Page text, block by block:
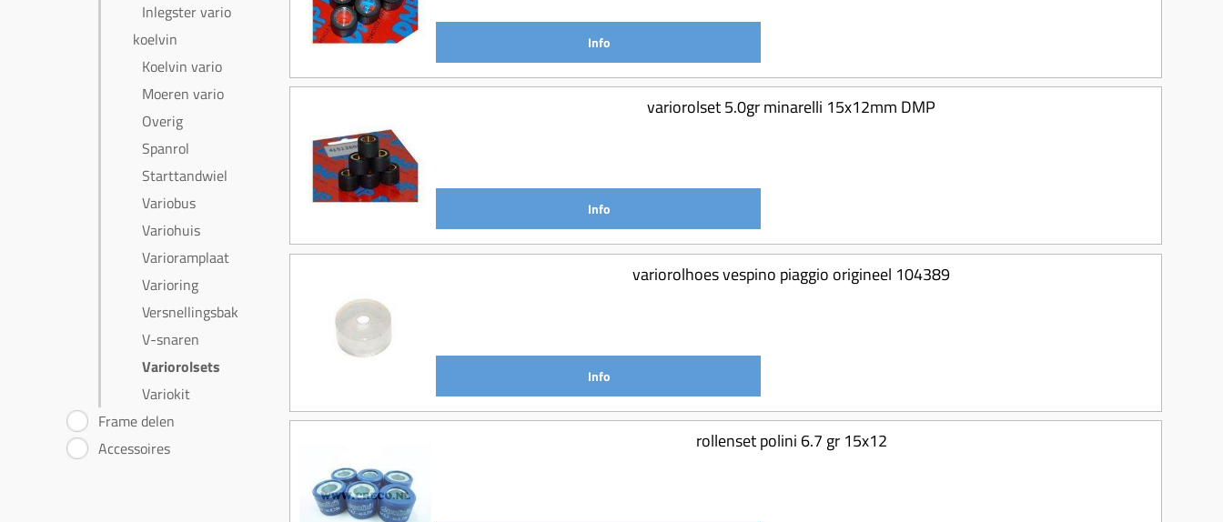
Inlegster vario
koelvin
Koelvin vario
Moeren vario
Overig
Spanrol
Starttandwiel
Variobus
Variohuis
Varioramplaat
Varioring
Versnellingsbak
V-snaren
Variorolsets
Variokit
Frame delen
Accessoires
Info
variorolset 5.0gr minarelli 15x12mm DMP
Info
variorolhoes vespino piaggio origineel 104389
Info
rollenset polini 6.7 gr 15x12